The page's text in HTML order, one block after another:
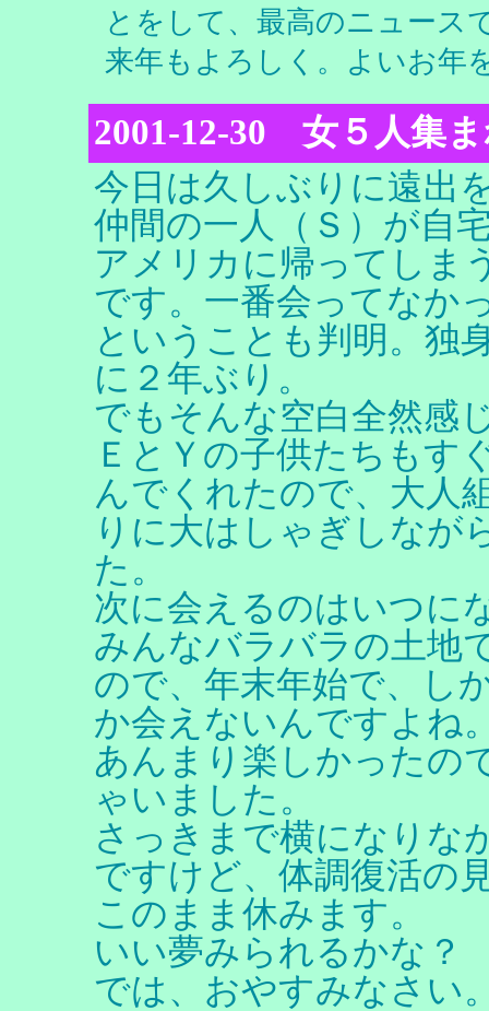
とをして、最高のニュー
来年もよろしく。よいお年
2001-12-30 女５人集
今日は久しぶりに遠出
仲間の一人（Ｓ）が自
アメリカに帰ってしま
です。一番会ってなか
ということも判明。独
に２年ぶり。
でもそんな空白全然感
ＥとＹの子供たちもす
んでくれたので、大人
りに大はしゃぎしなが
た。
次に会えるのはいつに
みんなバラバラの土地
ので、年末年始で、し
か会えないんですよね
あんまり楽しかったの
ゃいました。
さっきまで横になりな
ですけど、体調復活の
このまま休みます。
いい夢みられるかな？
では、おやすみなさい